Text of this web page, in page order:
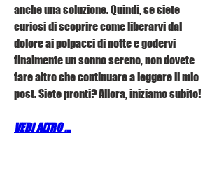
anche una soluzione. Quindi, se siete
curiosi di scoprire come liberarvi dal
dolore ai polpacci di notte e godervi
finalmente un sonno sereno, non dovete
fare altro che continuare a leggere il mio
post. Siete pronti? Allora, iniziamo subito!
VEDI ALTRO ...